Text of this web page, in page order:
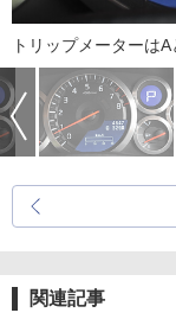
トリップメーターは
関連記事